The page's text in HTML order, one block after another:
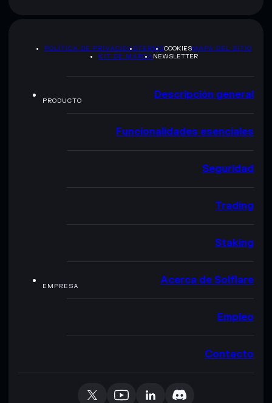
POLÍTICA DE PRIVACIDADTERMSCOOKIESMAPA DEL SITIO
KIT DE MARCA NEWSLETTER
PRODUCTO Descripción general
Funcionalidades esenciales
Seguridad
Trading
Staking
EMPRESA Acerca de Solflare
Empleo
Contacto